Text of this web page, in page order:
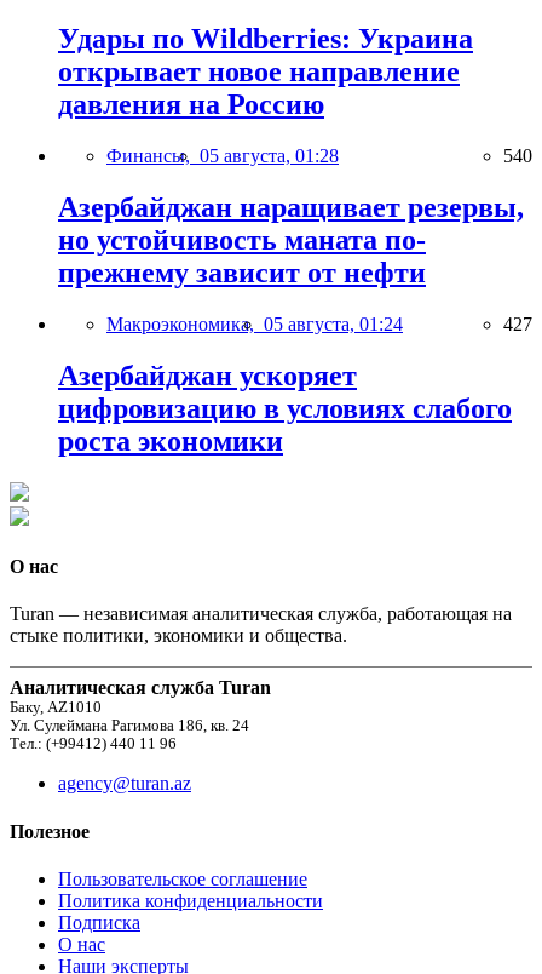
Удары по Wildberries: Украина
открывает новое направление
давления на Россию
Финансы, 05 августа, 01:28 540
Азербайджан наращивает резервы,
но устойчивость маната по-
прежнему зависит от нефти
Макроэкономика, 05 августа, 01:24 427
Азербайджан ускоряет
цифровизацию в условиях слабого
роста экономики
О нас
Turan — независимая аналитическая служба, работающая на
стыке политики, экономики и общества.
Аналитическая служба Turan
Баку, AZ1010
Ул. Сулеймана Рагимова 186, кв. 24
Тел.: (+99412) 440 11 96
agency@turan.az
Полезное
Пользовательское соглашение
Политика конфиденциальности
Подписка
О нас
Наши эксперты